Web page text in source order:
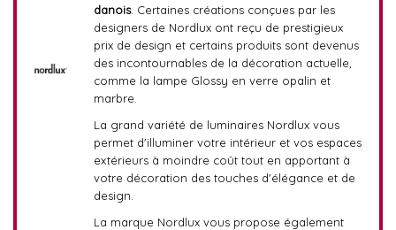
danois. Certaines créations conçues par les
designers de Nordlux ont reçu de prestigieux
prix de design et certains produits sont devenus
des incontournables de la décoration actuelle,
comme la lampe Glossy en verre opalin et
marbre.
La grand variété de luminaires Nordlux vous
permet d'illuminer votre intérieur et vos espaces
extérieurs à moindre coût tout en apportant à
votre décoration des touches d'élégance et de
design.
La marque Nordlux vous propose également